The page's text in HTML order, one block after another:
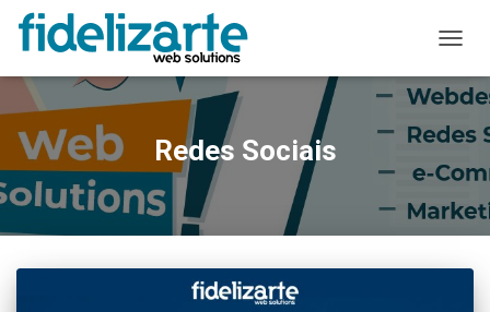
A
Redes Sociais